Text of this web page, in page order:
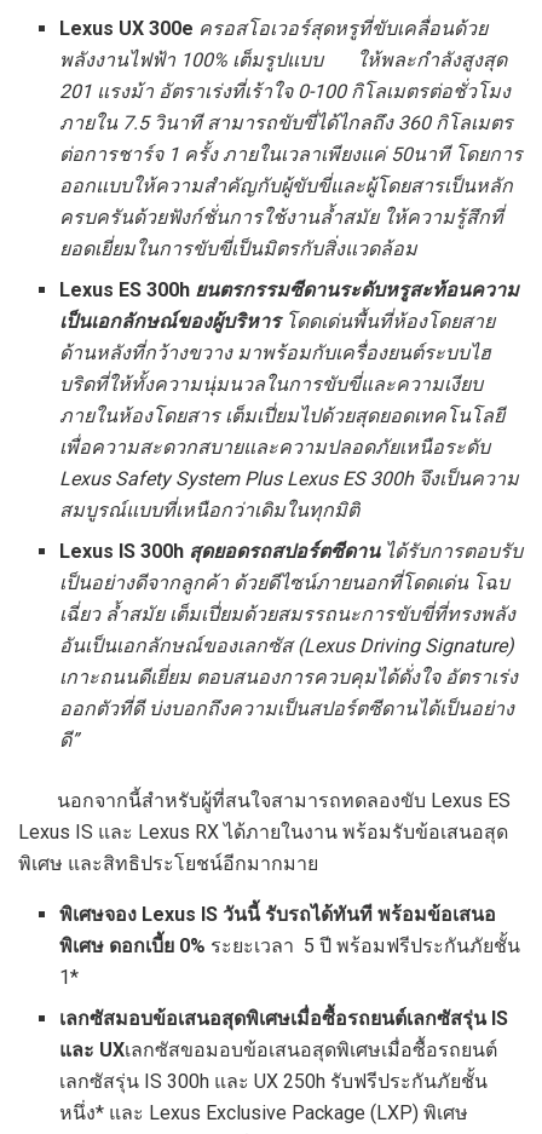
Lexus UX 300e ครอสโอเวอร์สุดหรูที่ขับเคลื่อนด้วย
พลังงานไฟฟ้า 100% เต็มรูปแบบ ให้พละกำลังสูงสุด
201 แรงม้า อัตราเร่งที่เร้าใจ 0-100 กิโลเมตรต่อชั่วโมง
ภายใน 7.5 วินาที สามารถขับขี่ได้ไกลถึง 360 กิโลเมตร
ต่อการชาร์จ 1 ครั้ง ภายในเวลาเพียงแค่ 50นาที โดยการ
ออกแบบให้ความสำคัญกับผู้ขับขี่และผู้โดยสารเป็นหลัก
ครบครันด้วยฟังก์ชั่นการใช้งานล้ำสมัย ให้ความรู้สึกที่
ยอดเยี่ยมในการขับขี่เป็นมิตรกับสิ่งแวดล้อม
Lexus ES 300h ยนตรกรรมซีดานระดับหรูสะท้อนความ
เป็นเอกลักษณ์ของผู้บริหารโดดเด่นพื้นที่ห้องโดยสาย
ด้านหลังที่กว้างขวาง มาพร้อมกับเครื่องยนต์ระบบไฮ
บริดที่ให้ทั้งความนุ่มนวลในการขับขี่และความเงียบ
ภายในห้องโดยสาร เต็มเปี่ยมไปด้วยสุดยอดเทคโนโลยี
เพื่อความสะดวกสบายและความปลอดภัยเหนือระดับ
Lexus Safety System Plus Lexus ES 300h จึงเป็นความ
สมบูรณ์แบบที่เหนือกว่าเดิมในทุกมิติ
Lexus IS 300h สุดยอดรถสปอร์ตซีดานได้รับการตอบรับ
เป็นอย่างดีจากลูกค้า ด้วยดีไซน์ภายนอกที่โดดเด่น โฉบ
เฉี่ยว ล้ำสมัย เต็มเปี่ยมด้วยสมรรถนะการขับขี่ที่ทรงพลัง
อันเป็นเอกลักษณ์ของเลกซัส (Lexus Driving Signature)
เกาะถนนดีเยี่ยม ตอบสนองการควบคุมได้ดั่งใจ อัตราเร่ง
ออกตัวที่ดี บ่งบอกถึงความเป็นสปอร์ตซีดานได้เป็นอย่าง
ดี”
นอกจากนี้สำหรับผู้ที่สนใจสามารถทดลองขับ Lexus ES
Lexus IS และ Lexus RX ได้ภายในงาน พร้อมรับข้อเสนอสุด
พิเศษ และสิทธิประโยชน์อีกมากมาย
พิเศษจอง Lexus IS วันนี้ รับรถได้ทันที พร้อมข้อเสนอ
พิเศษ ดอกเบี้ย 0% ระยะเวลา 5 ปี พร้อมฟรีประกันภัยชั้น
1*
เลกซัสมอบข้อเสนอสุดพิเศษเมื่อซื้อรถยนต์เลกซัสรุ่น IS
และ UXเลกซัสขอมอบข้อเสนอสุดพิเศษเมื่อซื้อรถยนต์
เลกซัสรุ่น IS 300h และ UX 250h รับฟรีประกันภัยชั้น
หนึ่ง* และ Lexus Exclusive Package (LXP) พิเศษ